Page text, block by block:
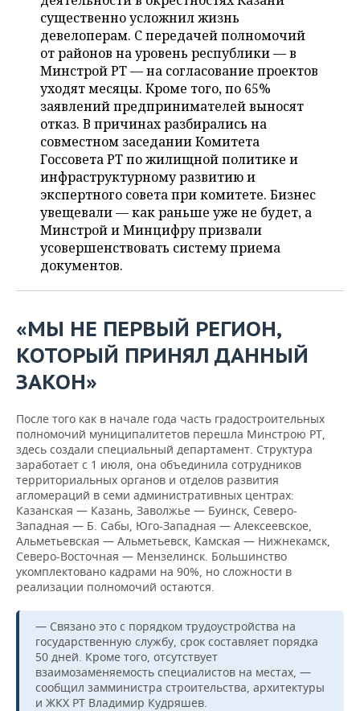
ВОЛЕЙБОЛ
КИБЕРСПОРТ
ФИГУРНОЕ КАТАНИЕ
ВОДНЫЕ ВИДЫ СПОРТА
ХОККЕЙ С МЯЧОМ
ИСТОРИЯ
КУЛЬТУРА
МЕДИЦИНА
ОБРАЗОВАНИЕ
ПРОИСШЕСТВИЯ
СПИСОК ПЕРСОН
СПИСОК КОМПАНИЙ
ПОЛНАЯ ВЕРСИЯ
существенно усложнил жизнь
девелоперам. С передачей полномочий
от районов на уровень республики — в
Минстрой РТ — на согласование проектов
уходят месяцы. Кроме того, по 65%
заявлений предпринимателей выносят
отказ. В причинах разбирались на
совместном заседании Комитета
Госсовета РТ по жилищной политике и
инфраструктурному развитию и
экспертного совета при комитете. Бизнес
увещевали — как раньше уже не будет, а
Минстрой и Минцифру призвали
усовершенствовать систему приема
документов.
«МЫ НЕ ПЕРВЫЙ РЕГИОН,
КОТОРЫЙ ПРИНЯЛ ДАННЫЙ
ЗАКОН»
После того как в начале года часть градостроительных
полномочий муниципалитетов перешла Минстрою РТ,
здесь создали специальный департамент. Структура
заработает с 1 июля, она объединила сотрудников
территориальных органов и отделов развития
агломераций в семи административных центрах:
Казанская — Казань, Заволжье — Буинск, Северо-
Западная — Б. Сабы, Юго-Западная — Алексеевское,
Альметьевская — Альметьевск, Камская — Нижнекамск,
Северо-Восточная — Мензелинск. Большинство
укомплектовано кадрами на 90%, но сложности в
реализации полномочий остаются.
— Связано это с порядком трудоустройства на
государственную службу, срок составляет порядка
50 дней. Кроме того, отсутствует
взаимозаменяемость специалистов на местах, —
сообщил замминистра строительства, архитектуры
и ЖКХ РТ Владимир Кудряшев.